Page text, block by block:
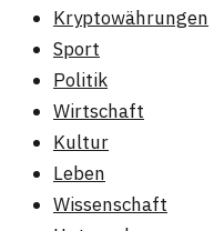
Kryptowährungen
Sport
Politik
Wirtschaft
Kultur
Leben
Wissenschaft